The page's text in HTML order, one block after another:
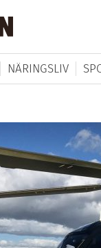
NÄRINGSLIV